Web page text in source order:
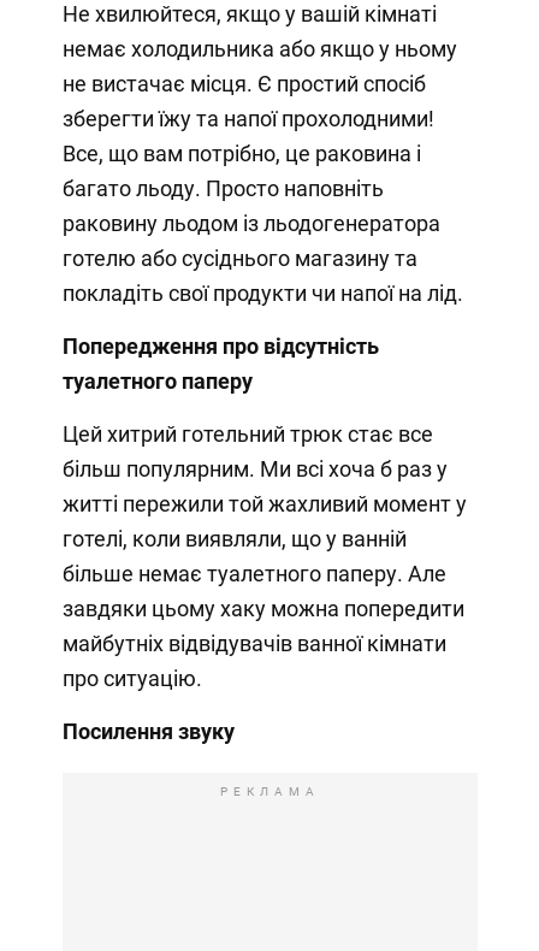
Не хвилюйтеся, якщо у вашій кімнаті
немає холодильника або якщо у ньому
не вистачає місця. Є простий спосіб
зберегти їжу та напої прохолодними!
Все, що вам потрібно, це раковина і
багато льоду. Просто наповніть
раковину льодом із льодогенератора
готелю або сусіднього магазину та
покладіть свої продукти чи напої на лід.
Попередження про відсутність
туалетного паперу
Цей хитрий готельний трюк стає все
більш популярним. Ми всі хоча б раз у
житті пережили той жахливий момент у
готелі, коли виявляли, що у ванній
більше немає туалетного паперу. Але
завдяки цьому хаку можна попередити
майбутніх відвідувачів ванної кімнати
про ситуацію.
Посилення звуку
РЕКЛАМА